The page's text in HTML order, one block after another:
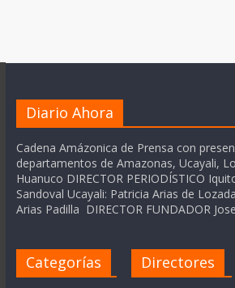
Diario Ahora
Cadena Amázonica de Prensa con
departamentos de Amazonas, Ucayali,
Huanuco DIRECTOR PERIODÍSTICO
Sandoval Ucayali: Patricia Arias de
Arias Padilla DIRECTOR FUNDADOR
Categorías Directores